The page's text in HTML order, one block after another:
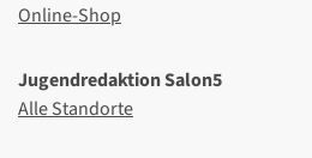
Online-Shop
Jugendredaktion Salon5
Alle Standorte